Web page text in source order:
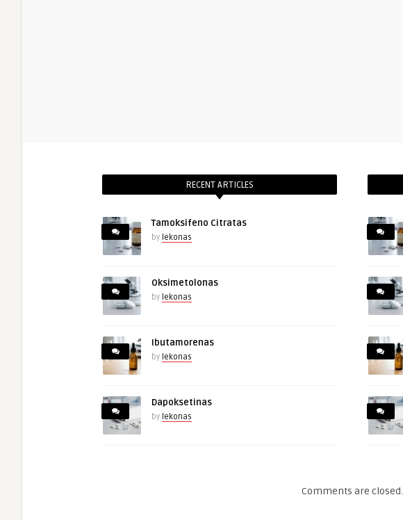
RECENT ARTICLES
Tamoksifeno Citratas
by lekonas
Oksimetolonas
by lekonas
Ibutamorenas
by lekonas
Dapoksetinas
by lekonas
Comments are closed.